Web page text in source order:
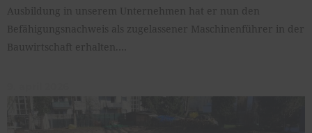
Ausbildung in unserem Unternehmen hat er nun den
Befähigungsnachweis als zugelassener Maschinenführer in der
Bauwirtschaft erhalten.…